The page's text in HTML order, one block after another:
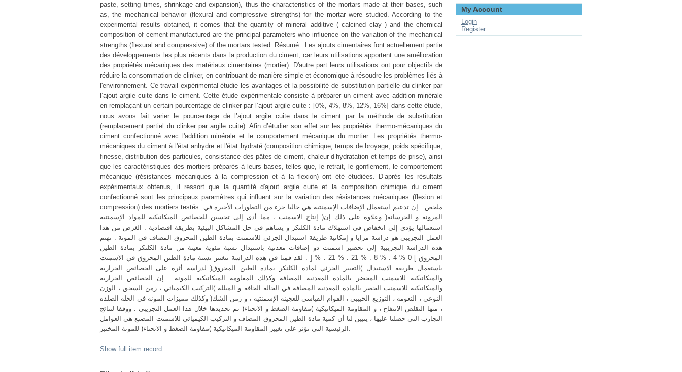
paste, setting times, shrinkage and expansion), thus the characteristics of the mortars made at their bases, such
as, the mechanical behavior (flexural and compressive strengths) for the mortar were studied. According to the
experimental results obtained, it comes that the quantity of mineral additive ( calcined clay ) and the chemical
composition of cement manufactured are the principal parameters who influence on the variation of the mechanical
strengths (flexural and compressive) of the mortars tested. Résumé : Les ajouts cimentaires font actuellement partie
des développements les plus récents dans la production du ciment, car leurs utilisations apportent une amélioration
des propriétés mécaniques des matériaux cimentaires (mortier). D'autre part leurs utilisations ont pour objectifs de
réduire la consommation de clinker, en contribuant de manière simple et économique à résoudre les problèmes liés à
l'environnement. Ce travail expérimental étudie les avantages et la possibilité de substitution partielle du clinker par
l’ajout argile cuite dans le ciment. Cette étude expérimentale consiste à préparer un ciment avec addition minérale
en remplaçant un certain pourcentage de clinker par l’ajout argile cuite : [0%, 4%, 8%, 12%, 16%] dans cette étude,
nous avons fait varier le pourcentage de l’ajout argile cuite dans le ciment par la méthode de substitution
(remplacement partiel du clinker par argile cuite). Afin d’étudier son effet sur les propriétés thermo-mécaniques du
ciment confectionné avec l'addition minérale et le comportement mécanique du mortier. Les propriétés thermo-
mécaniques du ciment à l'état anhydre et l'état hydraté (composition chimique, temps de broyage, poids spécifique,
finesse, distribution des particules, consistance des pâtes de ciment, chaleur d’hydratation et temps de prise), ainsi
que les caractéristiques des mortiers préparés à leurs bases, telles que, le retrait, le gonflement, le comportement
mécanique (résistances mécaniques à la compression et à la flexion) ont été étudiées. D’après les résultats
expérimentaux obtenus, il ressort que la quantité d'ajout argile cuite et la composition chimique du ciment
confectionné sont les principaux paramètres qui influent sur la variation des résistances mécaniques (flexion et
compression) des mortiers testés. ملخص : إن تدعيم استعمال الإضافات الإسمنتية هي حاليا جزء من التطورات الأخيرة في
إنتاج الاسمنت ، مما أدى إلى تحسين للخصائص الميكانيكية للمواد الإسمنتية )المرونة و الخرسانة( وعلاوة على ذلك إن
استعمالها يؤدي إلى انخفاض في استهلاك مادة الكلنكر و يساهم في حل المشاكل البيئية بطريقة اقتصادية . الغرض من هذا
العمل التجريبي هو دراسة مزايا و إمكانية طريقة استبدال الجزئي للاسمنت بمادة الطين المحروق المضاف في المونة . تهتم
هذه الدراسة التجريبية إلى تحضير اسمنت ذو إضافات معدنية باستبدال نسبة مئوية معينة من مادة الكلنكر بمادة الطين
المحروق ] 0 % 4 . % 8 . % 21 . % 21 . % [ . لقد قمنا في هذه الدراسة بتغيير نسبة مادة الطين المحروق في الاسمنت
باستعمال طريقة الاستبدال )التغيير الجزئي لمادة الكلنكر بمادة الطين المحروق( لدراسة أثره على الخصائص الحرارية
والميكانيكية للاسمنت المحضر بالمادة المعدنية المضافة وكذلك المقاومة الميكانيكية للمونة . إن الخصائص الحرارية
والميكانيكية للاسمنت الحضر بالمادة المعدنية المضافة في الحالة الجافة و المبللة )التركيب الكيميائي ، زمن السحق ، الوزن
النوعي ، النعومة ، التوزيع الحبيبي ، القوام القياسي للعجينة الإسمنتية ، و زمن الشك( وكذلك مميزات المونة في الحلة الصلدة
، منها التقلص الانتفاخ ، و المقاومة الميكانيكية )مقاومة الضغط و الانحناء( تم تحديدها خلال هذا العمل التجريبي . ووفقا لنتائج
التجارب التي حصلنا عليها ، يتبين لنا أن كمية مادة الطين المحروق المضاف و التركيب الكيميائي للاسمنت المصنع هي العوامل
الرئيسية التي تؤثر على تغيير المقاومة الميكانيكية )مقاومة الضغط و الانحناء( للمونة المختبر.
Show full item record
My Account
Login
Register